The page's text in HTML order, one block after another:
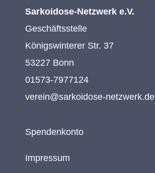
Sarkoidose-Netzwerk e.V.
Geschäftsstelle
Königswinterer Str. 37
53227 Bonn
01573-7977124
verein@sarkoidose-netzwerk.de
Spendenkonto
Impressum